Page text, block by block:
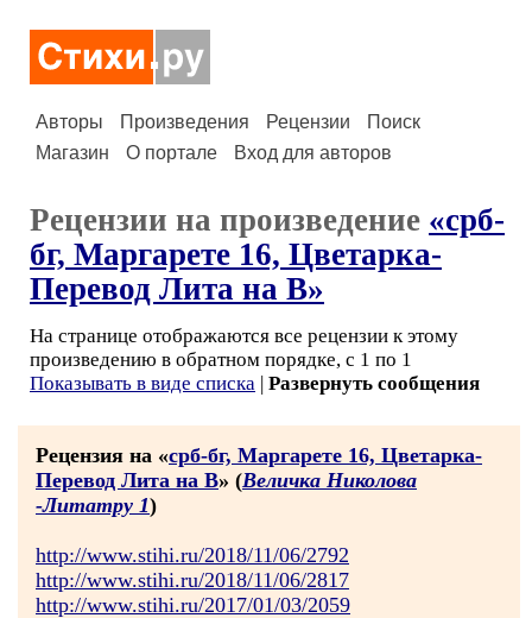
Авторы Произведения Рецензии
Поиск
Магазин
О портале Вход для авторов
Рецензии на произведение «срб-
бг, Маргарете 16, Цветарка-
Перевод Лита на В»
На странице отображаются все рецензии к этому
произведению в обратном порядке, с 1 по 1
Показывать в виде списка | Развернуть сообщения
Рецензия на «срб-бг, Маргарете 16, Цветарка-
Перевод Лита на В» (Величка Николова
-Литатру 1)
http://www.stihi.ru/2018/11/06/2792
http://www.stihi.ru/2018/11/06/2817
http://www.stihi.ru/2017/01/03/2059